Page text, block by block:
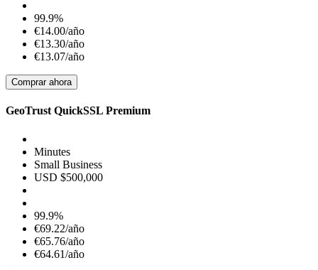
99.9%
€14.00/año
€13.30/año
€13.07/año
Comprar ahora
GeoTrust QuickSSL Premium
Minutes
Small Business
USD $500,000
99.9%
€69.22/año
€65.76/año
€64.61/año